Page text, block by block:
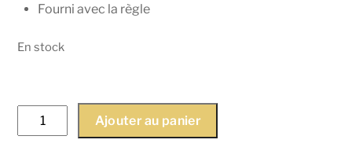
Fourni avec la règle
En stock
quantité
de
Ajouter au panier